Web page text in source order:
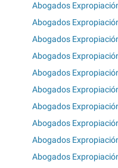
Abogados
Abogados
Abogados
Abogados
Abogados
Abogados
Abogados
Abogados
Abogados
Abogados